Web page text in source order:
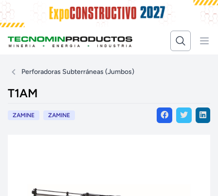
Perforadoras Subterráneas (Jumbos)
T1AM
ZAMINE ZAMINE